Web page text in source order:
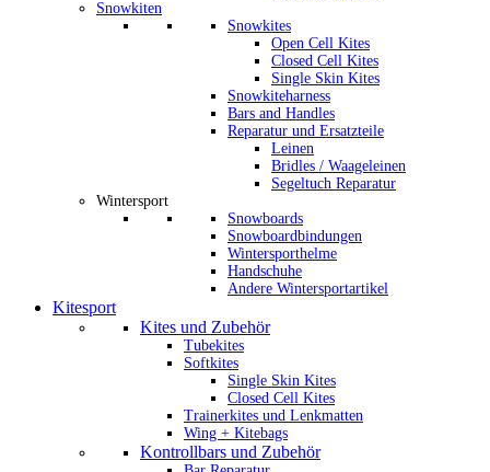
Snowkiten
Snowkites
Open Cell Kites
Closed Cell Kites
Single Skin Kites
Snowkiteharness
Bars and Handles
Reparatur und Ersatzteile
Leinen
Bridles / Waageleinen
Segeltuch Reparatur
Wintersport
Snowboards
Snowboardbindungen
Wintersporthelme
Handschuhe
Andere Wintersportartikel
Kitesport
Kites und Zubehör
Tubekites
Softkites
Single Skin Kites
Closed Cell Kites
Trainerkites und Lenkmatten
Wing + Kitebags
Kontrollbars und Zubehör